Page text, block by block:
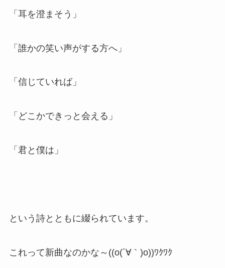
「耳を澄まそう」
「誰かの笑い声がする方へ」
「信じていれば」
「どこかできっと会える」
「君と僕は」
という詩とともに綴られています。
これって新曲なのかな～((o(´∀｀)o))ﾜｸﾜｸ